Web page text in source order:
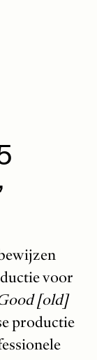
voor
[old]
productie